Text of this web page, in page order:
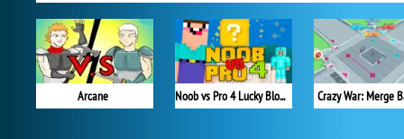
Arcane Noob vs Pro 4 Lucky Block Crazy War: Merge